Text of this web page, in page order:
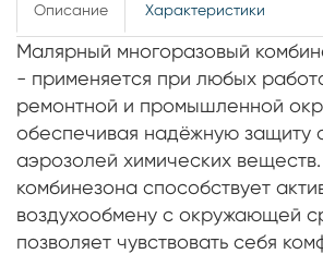
Описание Характеристики
Малярный многоразовый
- применяется при любых
ремонтной и промышленной
обеспечивая надёжную защиту
аэрозолей химических
комбинезона способствует
воздухообмену с окружающей
позволяет чувствовать себя